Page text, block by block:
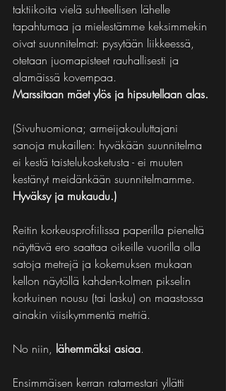
taktiikoita vielä suhteellisen lähelle
tapahtumaa ja mielestämme keksimmekin
oivat suunnitelmat: pysytään liikkeessä,
otetaan juomapisteet rauhallisesti ja
alamäissä kovempaa.
Marssitaan mäet ylös ja hipsutellaan alas.
(Sivuhuomiona; armeijakouluttajani
sanoja mukaillen: hyväkään suunnitelma
ei kestä taistelukosketusta - ei muuten
kestänyt meidänkään suunnitelmamme.
Hyväksy ja mukaudu.)
Reitin korkeusprofiilissa paperilla pieneltä
näyttävä ero saattaa oikeille vuorilla olla
satoja metrejä ja kokemuksen mukaan
kellon näytöllä kahden-kolmen pikselin
korkuinen nousu (tai lasku) on maastossa
ainakin viisikymmentä metriä.
No niin, lähemmäksi asiaa.
Ensimmäisen kerran ratamestari yllätti